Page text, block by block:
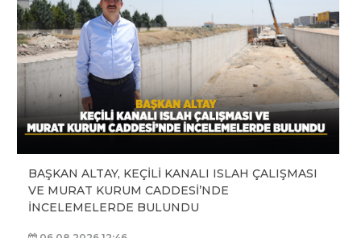
BAŞKAN ALTAY, KEÇİLİ KANALI ISLAH ÇALIŞMASI
VE MURAT KURUM CADDESİ’NDE
İNCELEMELERDE BULUNDU